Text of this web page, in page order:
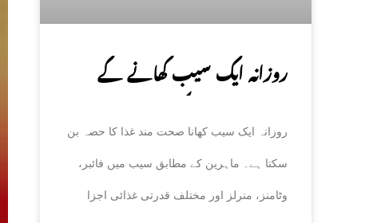
روزانہ ایک سیب کھانے کے
نے بتا دیے
روزانہ ایک سیب کھانا صحت مند غذا کا حصہ بن
سکتا ہے۔ ماہرین کے مطابق سیب میں فائبر،
وٹامنز، منرلز اور مختلف قدرتی غذائی اجزا